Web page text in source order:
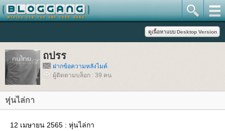
ถปรร
ฝากข้อความหลังไมค์
ผู้ติดตามบล็อก : 39 คน
หุ่นไล่กา
12 เมษายน 2565 : หุ่นไล่กา